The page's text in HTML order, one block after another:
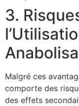
3.
Malgré ces
comporte des
des effets